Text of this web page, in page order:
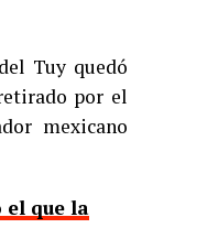
Tuy quedó
por el
mexicano
el que la